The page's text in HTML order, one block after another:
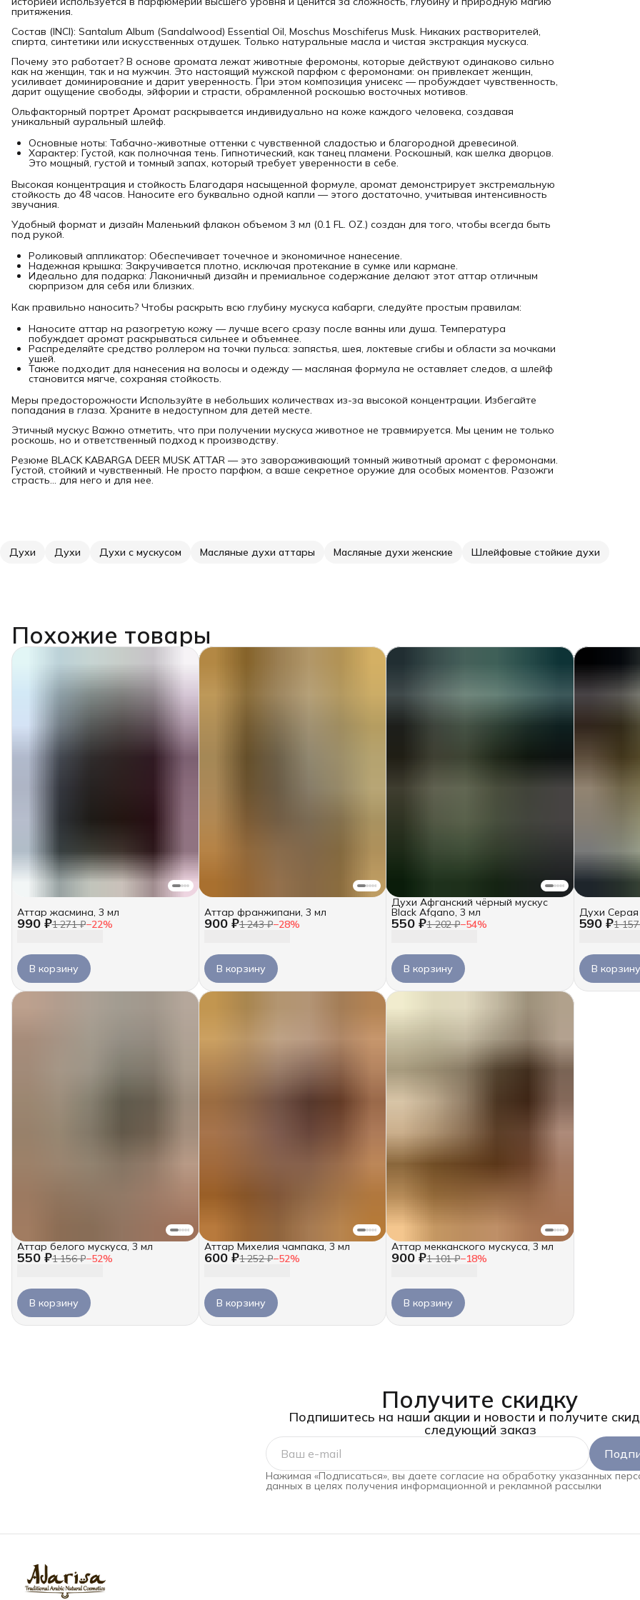
или близких.
Как правильно наносить? Чтобы раскрыть всю глубину
мускуса кабарги, следуйте простым правилам:
Наносите аттар на разогретую кожу — лучше всего сразу
после ванны или душа. Температура побуждает аромат
раскрываться сильнее и объемнее.
Распределяйте средство роллером на точки пульса:
шея, локтевые сгибы и области за мочками ушей.
Также подходит для нанесения на волосы и одежду —
масляная формула не оставляет следов, а шлейф
мягче, сохраняя стойкость.
Меры предосторожности Используйте в небольших
количествах из-за высокой концентрации. Избегайте
попадания в глаза. Храните в недоступном для детей
Этичный мускус Важно отметить, что при получении
ответственный подход к производству.
Резюме BLACK KABARGA DEER MUSK ATTAR — это
Густой, стойкий и чувственный. Не просто парфюм, а ваше
секретное оружие для особых моментов. Разожги страсть...
притяжения.
Состав (INCI): Santalum Album (Sandalwood) Essential Oil, Moschus Moschiferus Musk. Никаких растворителей,
спирта, синтетики или искусственных отдушек. Только натуральные масла и чистая экстракция мускуса.
Почему это работает? В основе аромата лежат животные феромоны, которые действуют одинаково сильно
как на женщин, так и на мужчин. Это настоящий мужской парфюм с феромонами: он привлекает женщин,
усиливает доминирование и дарит уверенность. При этом композиция унисекс — пробуждает чувственность,
дарит ощущение свободы, эйфории и страсти, обрамленной роскошью восточных мотивов.
Ольфакторный портрет Аромат раскрывается индивидуально на коже каждого человека, создавая
уникальный ауральный шлейф.
Основные ноты: Табачно-животные оттенки с чувственной сладостью и благородной древесиной.
Характер: Густой, как полночная тень. Гипнотический, как танец пламени. Роскошный, как шелка дворцов.
Это мощный, густой и томный запах, который требует уверенности в себе.
Высокая концентрация и стойкость Благодаря насыщенной формуле, аромат демонстрирует экстремальную
стойкость до 48 часов. Наносите его буквально одной капли — этого достаточно, учитывая интенсивность
звучания.
Удобный формат и дизайн Маленький флакон объемом 3 мл (0.1 FL. OZ.) создан для того, чтобы всегда быть
под рукой.
Роликовый аппликатор: Обеспечивает точечное и экономичное нанесение.
Надежная крышка: Закручивается плотно, исключая протекание в сумке или кармане.
Идеально для подарка: Лаконичный дизайн и премиальное содержание делают этот аттар отличным
сюрпризом для себя или близких.
Как правильно наносить? Чтобы раскрыть всю глубину мускуса кабарги, следуйте простым правилам:
Наносите аттар на разогретую кожу — лучше всего сразу после ванны или душа. Температура
побуждает аромат раскрываться сильнее и объемнее.
Распределяйте средство роллером на точки пульса: запястья, шея, локтевые сгибы и области за мочками
ушей.
Также подходит для нанесения на волосы и одежду — масляная формула не оставляет следов, а шлейф
становится мягче, сохраняя стойкость.
Меры предосторожности Используйте в небольших количествах из-за высокой концентрации. Избегайте
попадания в глаза. Храните в недоступном для детей месте.
Этичный мускус Важно отметить, что при получении мускуса животное не травмируется. Мы ценим не только
роскошь, но и ответственный подход к производству.
Резюме BLACK KABARGA DEER MUSK ATTAR — это завораживающий томный животный аромат с феромонами.
Густой, стойкий и чувственный. Не просто парфюм, а ваше секретное оружие для особых моментов. Разожги
страсть... для него и для нее.
Духи Духи Духи с мускусом Масляные духи аттары Масляные духи женские Шлейфовые стойкие духи
Похожие товары
990 ₽1 271 ₽−22%
Аттар жасмина, 3 мл
В корзину
900 ₽1 243 ₽−28%
Аттар франжипани, 3 мл
В корзину
550 ₽1 202 ₽−54%
Духи Афганский чёрный мускус
Black Afgano, 3 мл
В корзину
590 ₽1
Духи
В корзину
550 ₽1 156 ₽−52%
Аттар белого мускуса, 3 мл
В корзину
600 ₽1 252 ₽−52%
Аттар Михелия чампака, 3 мл
В корзину
900 ₽1 101 ₽−18%
Аттар мекканского мускуса, 3 мл
В корзину
Получите скидку
Подпишитесь на наши акции и новости и получите
следующий заказ
Нажимая «Подписаться», вы даете согласие на обработку указанных
данных в целях получения информационной и рекламной рассылки